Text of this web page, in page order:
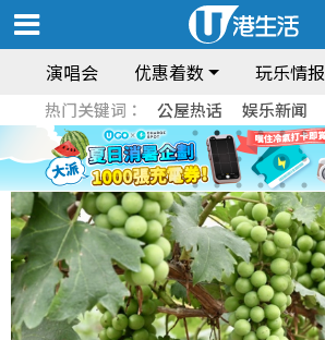
演唱会 优惠着数 玩乐情报
热门关键词： 公屋热话 娱乐新闻